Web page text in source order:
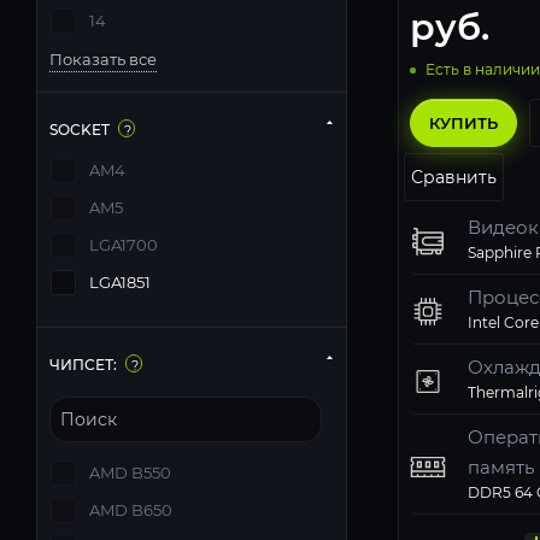
руб.
Есть в наличии
КУПИТЬ
Сравнить
Intel
память
14
Показать все
SOCKET ?
AM4
AM5
LGA1700
LGA1851
ЧИПСЕТ: ?
AMD B550
AMD B650